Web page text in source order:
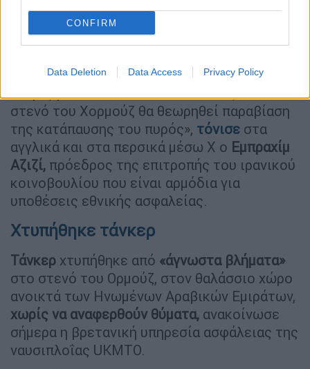
CONFIRM
Data Deletion Data Access Privacy Policy
μετά την αναγγελία τουΝτόναλντ Τραμππως
σχεδιάζεται ναυτική επιχείρηση συνοδείας
πλοίων αποκλεισμένων στον Κόλπο.
«Προειδοποίηση: Οποιαδήποτε αμερικανική
στενό του Χορμούζ θα θεωρηθεί παραβίαση
της κατάπαυσης του πυρός», τόνισε στα
αγγλικά και στα περσικά μέσω X ο Εμπραχίμ
Αζιζί, πρόεδρος της επιτροπής του ιρανικού
κοινοβουλίου που είναι αρμόδια για
υποθέσεις εθνικής ασφαλείας.
Χτυπήθηκε τάνκερ
Τάνκερ χτυπήθηκε από «άγνωστα βλήματα»
στο στενό του Ορμούζ, στον θαλάσσιο χώρο
ανοικτά των Ηνωμένων Αραβικών Εμιράτων,
χωρίς να αναφερθούν θύματα, ανακοίνωσε
σήμερα η βρετανική υπηρεσία ασφάλειας της
ναυσιπλοΐας UKMTO.